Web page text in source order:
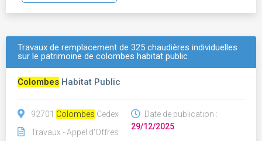
Travaux de remplacement de 325 chaudières individuelles
sur le patrimoine de colombes habitat public
Colombes Habitat Public
92701 Colombes Cedex
Travaux - Appel d'Offres
Date de publication :
29/12/2025